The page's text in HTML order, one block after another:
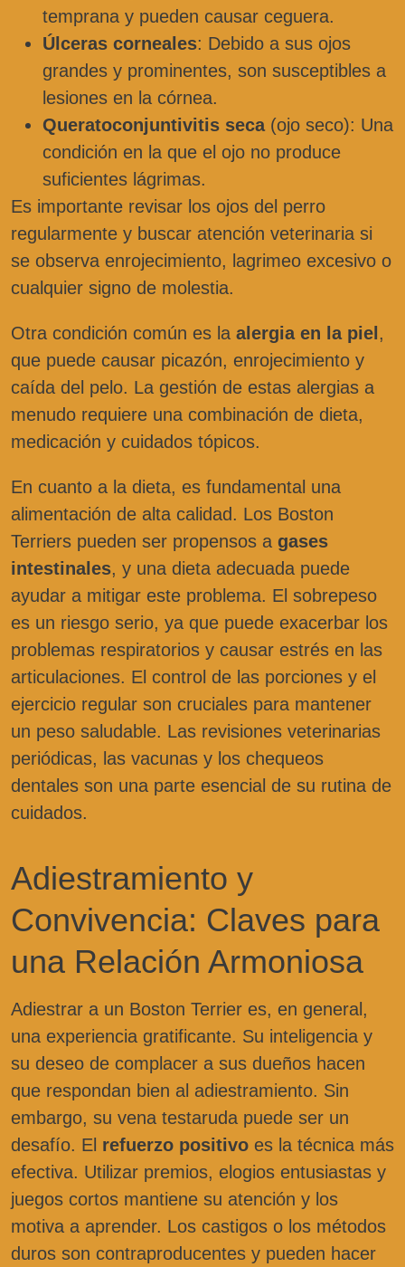
temprana y pueden causar ceguera.
Úlceras corneales: Debido a sus ojos
grandes y prominentes, son susceptibles a
lesiones en la córnea.
Queratoconjuntivitis seca(ojo seco): Una
condición en la que el ojo no produce
suficientes lágrimas.
Es importante revisar los ojos del perro
regularmente y buscar atención veterinaria si
se observa enrojecimiento, lagrimeo excesivo o
cualquier signo de molestia.
Otra condición común es la alergia en la piel ,
que puede causar picazón, enrojecimiento y
caída del pelo. La gestión de estas alergias a
menudo requiere una combinación de dieta,
medicación y cuidados tópicos.
En cuanto a la dieta, es fundamental una
alimentación de alta calidad. Los Boston
Terriers pueden ser propensos a gases
intestinales, y una dieta adecuada puede
ayudar a mitigar este problema. El sobrepeso
es un riesgo serio, ya que puede exacerbar los
problemas respiratorios y causar estrés en las
articulaciones. El control de las porciones y el
ejercicio regular son cruciales para mantener
un peso saludable. Las revisiones veterinarias
periódicas, las vacunas y los chequeos
dentales son una parte esencial de su rutina de
cuidados.
Adiestramiento y
Convivencia: Claves para
una Relación Armoniosa
Adiestrar a un Boston Terrier es, en general,
una experiencia gratificante. Su inteligencia y
su deseo de complacer a sus dueños hacen
que respondan bien al adiestramiento. Sin
embargo, su vena testaruda puede ser un
desafío. El refuerzo positivo es la técnica más
efectiva. Utilizar premios, elogios entusiastas y
juegos cortos mantiene su atención y los
motiva a aprender. Los castigos o los métodos
duros son contraproducentes y pueden hacer